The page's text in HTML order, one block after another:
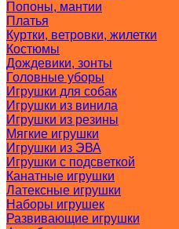
Попоны, мантии
Платья
Куртки, ветровки, жилетки
Костюмы
Дождевики, зонты
Головные уборы
Игрушки для собак
Игрушки из винила
Игрушки из резины
Мягкие игрушки
Игрушки из ЭВА
Игрушки с подсветкой
Канатные игрушки
Латексные игрушки
Наборы игрушек
Развивающие игрушки